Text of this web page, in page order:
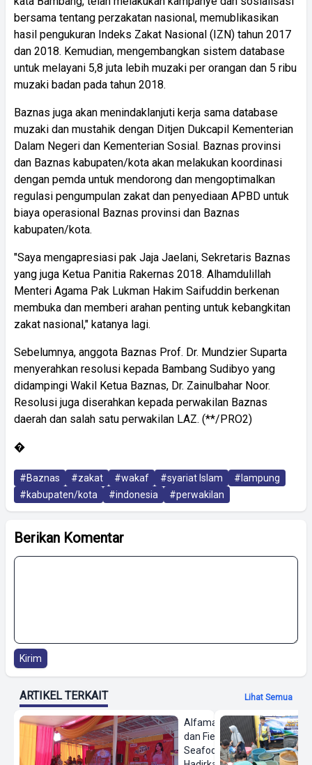
bersama tentang perzakatan nasional, memublikasikan
hasil pengukuran Indeks Zakat Nasional (IZN) tahun 2017
dan 2018. Kemudian, mengembangkan sistem database
untuk melayani 5,8 juta lebih muzaki per orangan dan 5 ribu
muzaki badan pada tahun 2018.
Baznas juga akan menindaklanjuti kerja sama database
muzaki dan mustahik dengan Ditjen Dukcapil Kementerian
Dalam Negeri dan Kementerian Sosial. Baznas provinsi
dan Baznas kabupaten/kota akan melakukan koordinasi
dengan pemda untuk mendorong dan mengoptimalkan
regulasi pengumpulan zakat dan penyediaan APBD untuk
biaya operasional Baznas provinsi dan Baznas
kabupaten/kota.
"Saya mengapresiasi pak Jaja Jaelani, Sekretaris Baznas
yang juga Ketua Panitia Rakernas 2018. Alhamdulillah
Menteri Agama Pak Lukman Hakim Saifuddin berkenan
membuka dan memberi arahan penting untuk kebangkitan
zakat nasional," katanya lagi.
Sebelumnya, anggota Baznas Prof. Dr. Mundzier Suparta
menyerahkan resolusi kepada Bambang Sudibyo yang
didampingi Wakil Ketua Baznas, Dr. Zainulbahar Noor.
Resolusi juga diserahkan kepada perwakilan Baznas
daerah dan salah satu perwakilan LAZ. (**/PRO2)
�
#Baznas #zakat #wakaf #syariat Islam
#lampung
#kabupaten/kota
#indonesia #perwakilan
Berikan Komentar
Kirim
ARTIKEL TERKAIT Lihat Semua
Alfamart
dan Fiesta
Seafood